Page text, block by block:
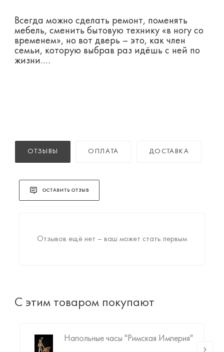
Всегда можно сделать ремонт, поменять
мебель, сменить бытовую технику «в ногу со
временем», но вот дверь – это, как член
семьи, которую выбрав раз идёшь с ней по
жизни….
ОТЗЫВЫ ОПЛАТА ДОСТАВКА
ОСТАВИТЬ ОТЗЫВ
Отзывов ещё нет – ваш может стать первым
С этим товаром покупают
Напольные часы "Римская Империя"